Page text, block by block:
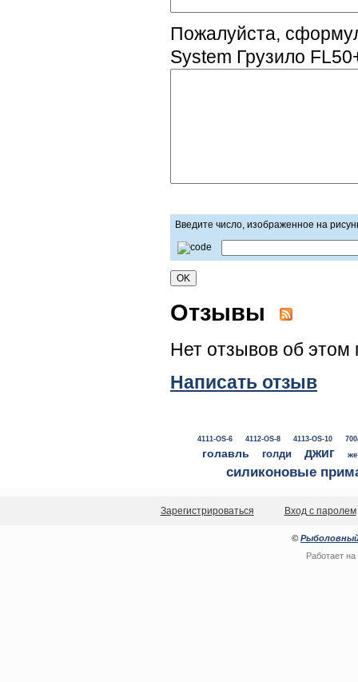
Пожалуйста,
System Грузило
Введите число, изображенное на
Отзывы
Нет отзывов об этом
Написать отзыв
4111-OS-6 4112-OS-8 4113-OS-10
голавль голди джиг
силиконовые
Зарегистрироваться Вход с паролем
© Рыболовный
Работает